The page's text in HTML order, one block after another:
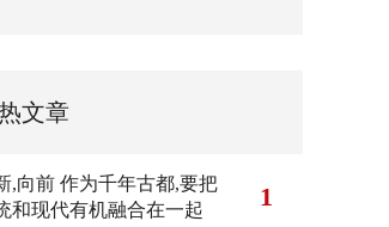
文章
,向前 作为千年古都,要把
和现代有机融合在一起
1